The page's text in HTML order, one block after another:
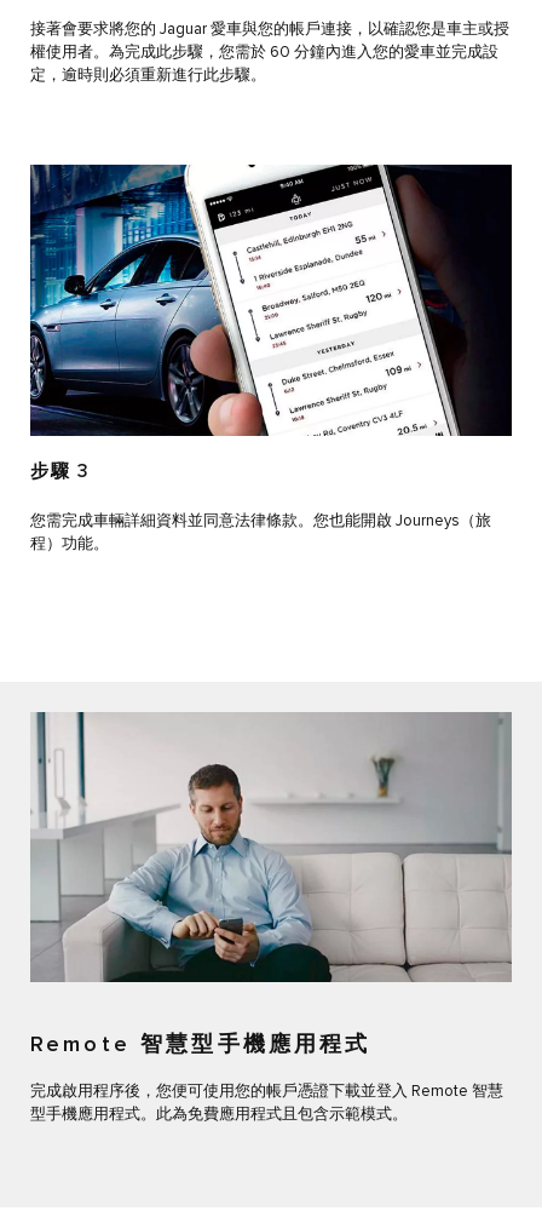
接著會要求將您的 Jaguar 愛車與您的帳戶連接，以確認您是車主或授
權使用者。為完成此步驟，您需於 60 分鐘內進入您的愛車並完成設
定，逾時則必須重新進行此步驟。
步驟 3
您需完成車輛詳細資料並同意法律條款。您也能開啟 Journeys（旅
程）功能。
Remote 智慧型手機應用程式
完成啟用程序後，您便可使用您的帳戶憑證下載並登入 Remote 智慧
型手機應用程式。此為免費應用程式且包含示範模式。